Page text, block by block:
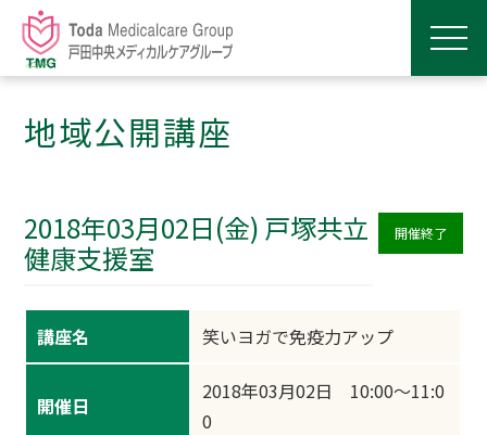
地域公開講座
開催終了
2018年03月02日(金) 戸塚共立
健康支援室
講座名 笑いヨガで免疫力アップ
開催日
2018年03月02日 10:00～11:0
0